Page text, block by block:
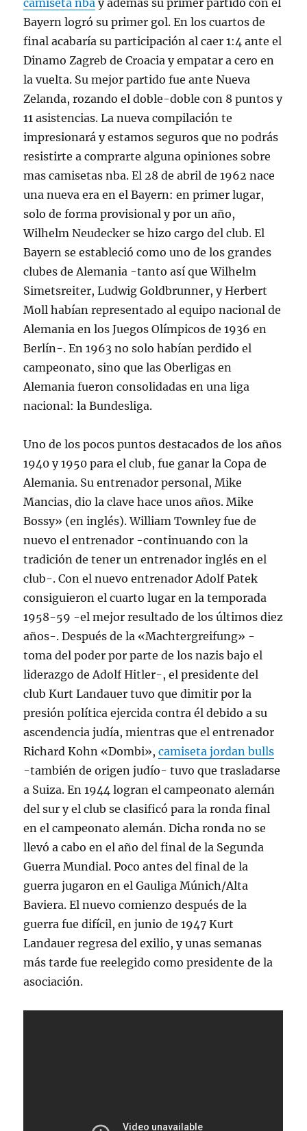
camiseta nba y además su primer partido con el
Bayern logró su primer gol. En los cuartos de
final acabaría su participación al caer 1:4 ante el
Dinamo Zagreb de Croacia y empatar a cero en
la vuelta. Su mejor partido fue ante Nueva
Zelanda, rozando el doble-doble con 8 puntos y
11 asistencias. La nueva compilación te
impresionará y estamos seguros que no podrás
resistirte a comprarte alguna opiniones sobre
mas camisetas nba. El 28 de abril de 1962 nace
una nueva era en el Bayern: en primer lugar,
solo de forma provisional y por un año,
Wilhelm Neudecker se hizo cargo del club. El
Bayern se estableció como uno de los grandes
clubes de Alemania -tanto así que Wilhelm
Simetsreiter, Ludwig Goldbrunner, y Herbert
Moll habían representado al equipo nacional de
Alemania en los Juegos Olímpicos de 1936 en
Berlín-. En 1963 no solo habían perdido el
campeonato, sino que las Oberligas en
Alemania fueron consolidadas en una liga
nacional: la Bundesliga.
Uno de los pocos puntos destacados de los años
1940 y 1950 para el club, fue ganar la Copa de
Alemania. Su entrenador personal, Mike
Mancias, dio la clave hace unos años. Mike
Bossy» (en inglés). William Townley fue de
nuevo el entrenador -continuando con la
tradición de tener un entrenador inglés en el
club-. Con el nuevo entrenador Adolf Patek
consiguieron el cuarto lugar en la temporada
1958-59 -el mejor resultado de los últimos diez
años-. Después de la «Machtergreifung» -
toma del poder por parte de los nazis bajo el
liderazgo de Adolf Hitler-, el presidente del
club Kurt Landauer tuvo que dimitir por la
presión política ejercida contra él debido a su
ascendencia judía, mientras que el entrenador
Richard Kohn «Dombi»,camiseta jordan bulls
-también de origen judío- tuvo que trasladarse
a Suiza. En 1944 logran el campeonato alemán
del sur y el club se clasificó para la ronda final
en el campeonato alemán. Dicha ronda no se
llevó a cabo en el año del final de la Segunda
Guerra Mundial. Poco antes del final de la
guerra jugaron en el Gauliga Múnich/Alta
Baviera. El nuevo comienzo después de la
guerra fue difícil, en junio de 1947 Kurt
Landauer regresa del exilio, y unas semanas
más tarde fue reelegido como presidente de la
asociación.